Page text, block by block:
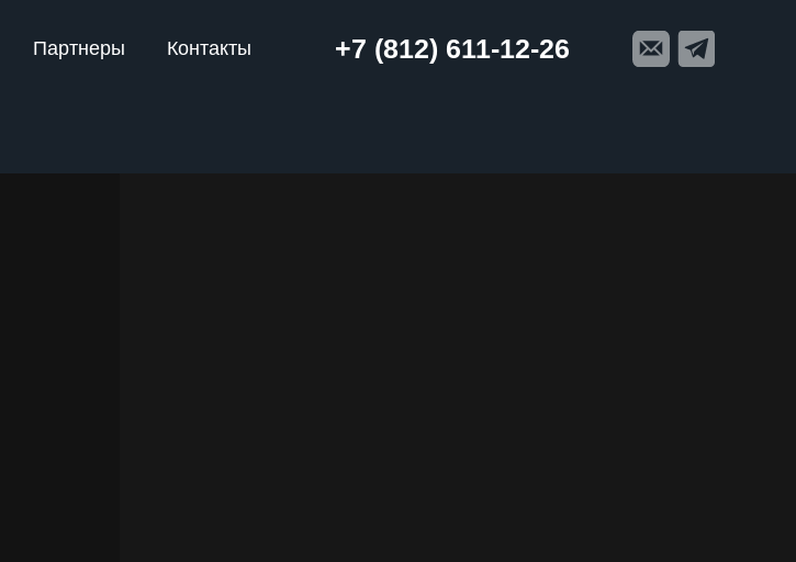
Партнеры +7 (812) 611-12-26
Контакты